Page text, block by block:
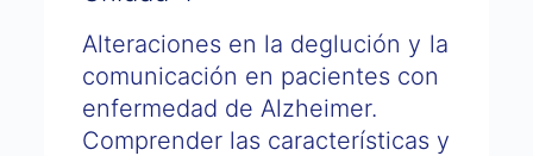
Alteraciones en la deglución y la
comunicación en pacientes con
enfermedad de Alzheimer.
Comprender las características y